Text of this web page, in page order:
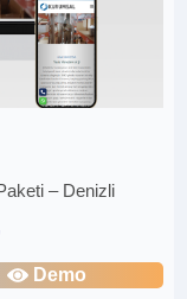
– Denizli
Demo